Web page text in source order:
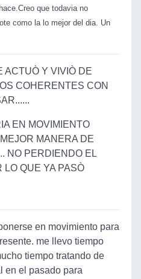
que todavia no
como la lo mejor del dia. Un
ACTUÒ Y VIVIÒ DE
COHERENTES CON
EN MOVIMIENTO
MANERA DE
NO PERDIENDO EL
QUE YA PASÒ
en movimiento para
me llevo tiempo
tiempo tratando de
en el pasado para